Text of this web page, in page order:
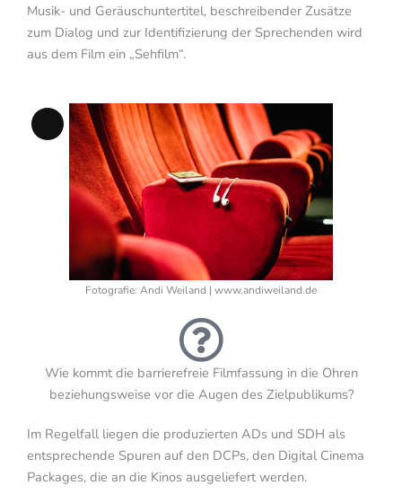
Musik- und Geräuschuntertitel, beschreibender Zusätze
zum Dialog und zur Identifizierung der Sprechenden wird
aus dem Film ein „Sehfilm“.
Lange
Beschreibung
Fotografie: Andi Weiland | www.andiweiland.de
Wie kommt die barrierefreie Filmfassung in die Ohren
beziehungsweise vor die Augen des Zielpublikums?
Im Regelfall liegen die produzierten ADs und SDH als
entsprechende Spuren auf den DCPs, den Digital Cinema
Packages, die an die Kinos ausgeliefert werden.